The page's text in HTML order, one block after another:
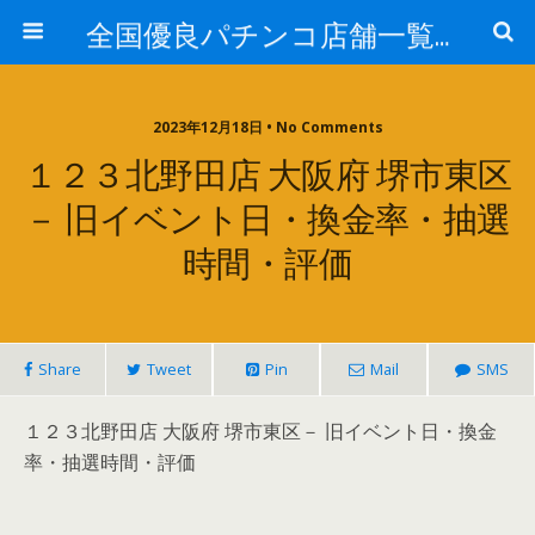
全国優良パチンコ店舗一覧：プロ厳選ガイド
2023年12月18日 • No Comments
１２３北野田店 大阪府 堺市東区
－ 旧イベント日・換金率・抽選
時間・評価
Share Tweet Pin Mail SMS
１２３北野田店 大阪府 堺市東区－ 旧イベント日・換金
率・抽選時間・評価